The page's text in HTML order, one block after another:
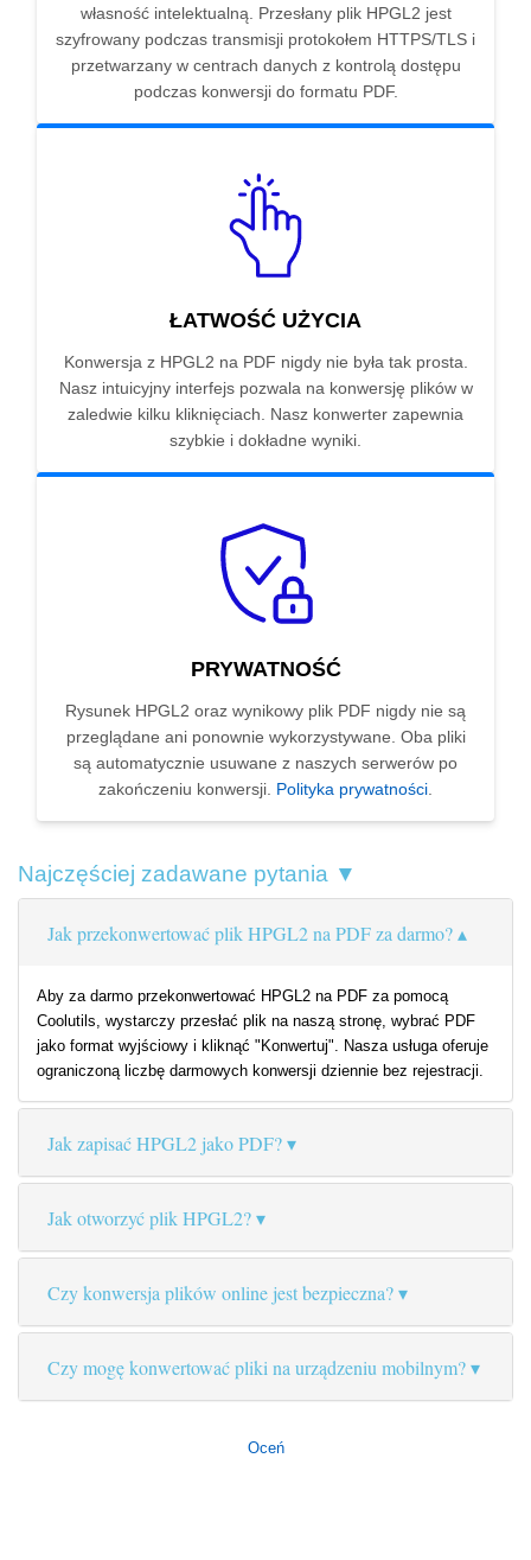
własność intelektualną. Przesłany plik HPGL2 jest
szyfrowany podczas transmisji protokołem HTTPS/TLS i
przetwarzany w centrach danych z kontrolą dostępu
podczas konwersji do formatu PDF.
ŁATWOŚĆ UŻYCIA
Konwersja z HPGL2 na PDF nigdy nie była tak prosta.
Nasz intuicyjny interfejs pozwala na konwersję plików w
zaledwie kilku kliknięciach. Nasz konwerter zapewnia
szybkie i dokładne wyniki.
PRYWATNOŚĆ
Rysunek HPGL2 oraz wynikowy plik PDF nigdy nie są
przeglądane ani ponownie wykorzystywane. Oba pliki
są automatycznie usuwane z naszych serwerów po
zakończeniu konwersji. Polityka prywatności.
Najczęściej zadawane pytania ▼
Jak przekonwertować plik HPGL2 na PDF za darmo?
Aby za darmo przekonwertować HPGL2 na PDF za pomocą
Coolutils, wystarczy przesłać plik na naszą stronę, wybrać PDF
jako format wyjściowy i kliknąć "Konwertuj". Nasza usługa oferuje
ograniczoną liczbę darmowych konwersji dziennie bez rejestracji.
Jak zapisać HPGL2 jako PDF?
Jak otworzyć plik HPGL2?
Czy konwersja plików online jest bezpieczna?
Czy mogę konwertować pliki na urządzeniu mobilnym?
Oceń